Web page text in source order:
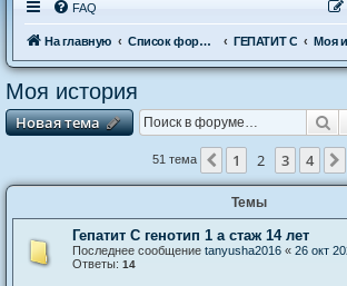
FAQ
На главную Список форумов ГЕПАТИТ С
Моя история
Новая тема
Новаятема
51 тема Пред.
1 2 3 4
Темы
Гепатит С генотип 1 а стаж 14 лет
Последнее сообщение tanyusha2016 « 26 окт
Ответы: 14